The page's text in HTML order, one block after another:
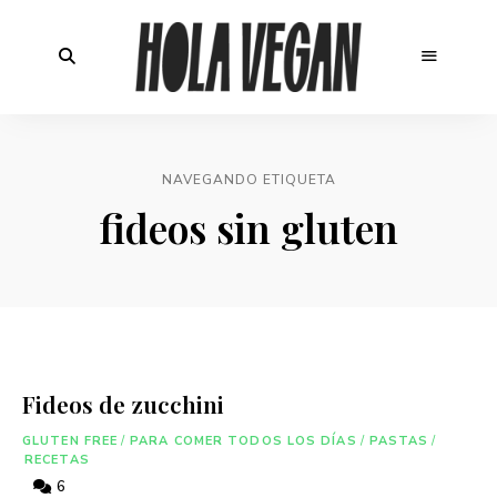
NAVEGANDO ETIQUETA
fideos sin gluten
Fideos de zucchini
GLUTEN FREE / PARA COMER TODOS LOS DÍAS / PASTAS /
RECETAS
6